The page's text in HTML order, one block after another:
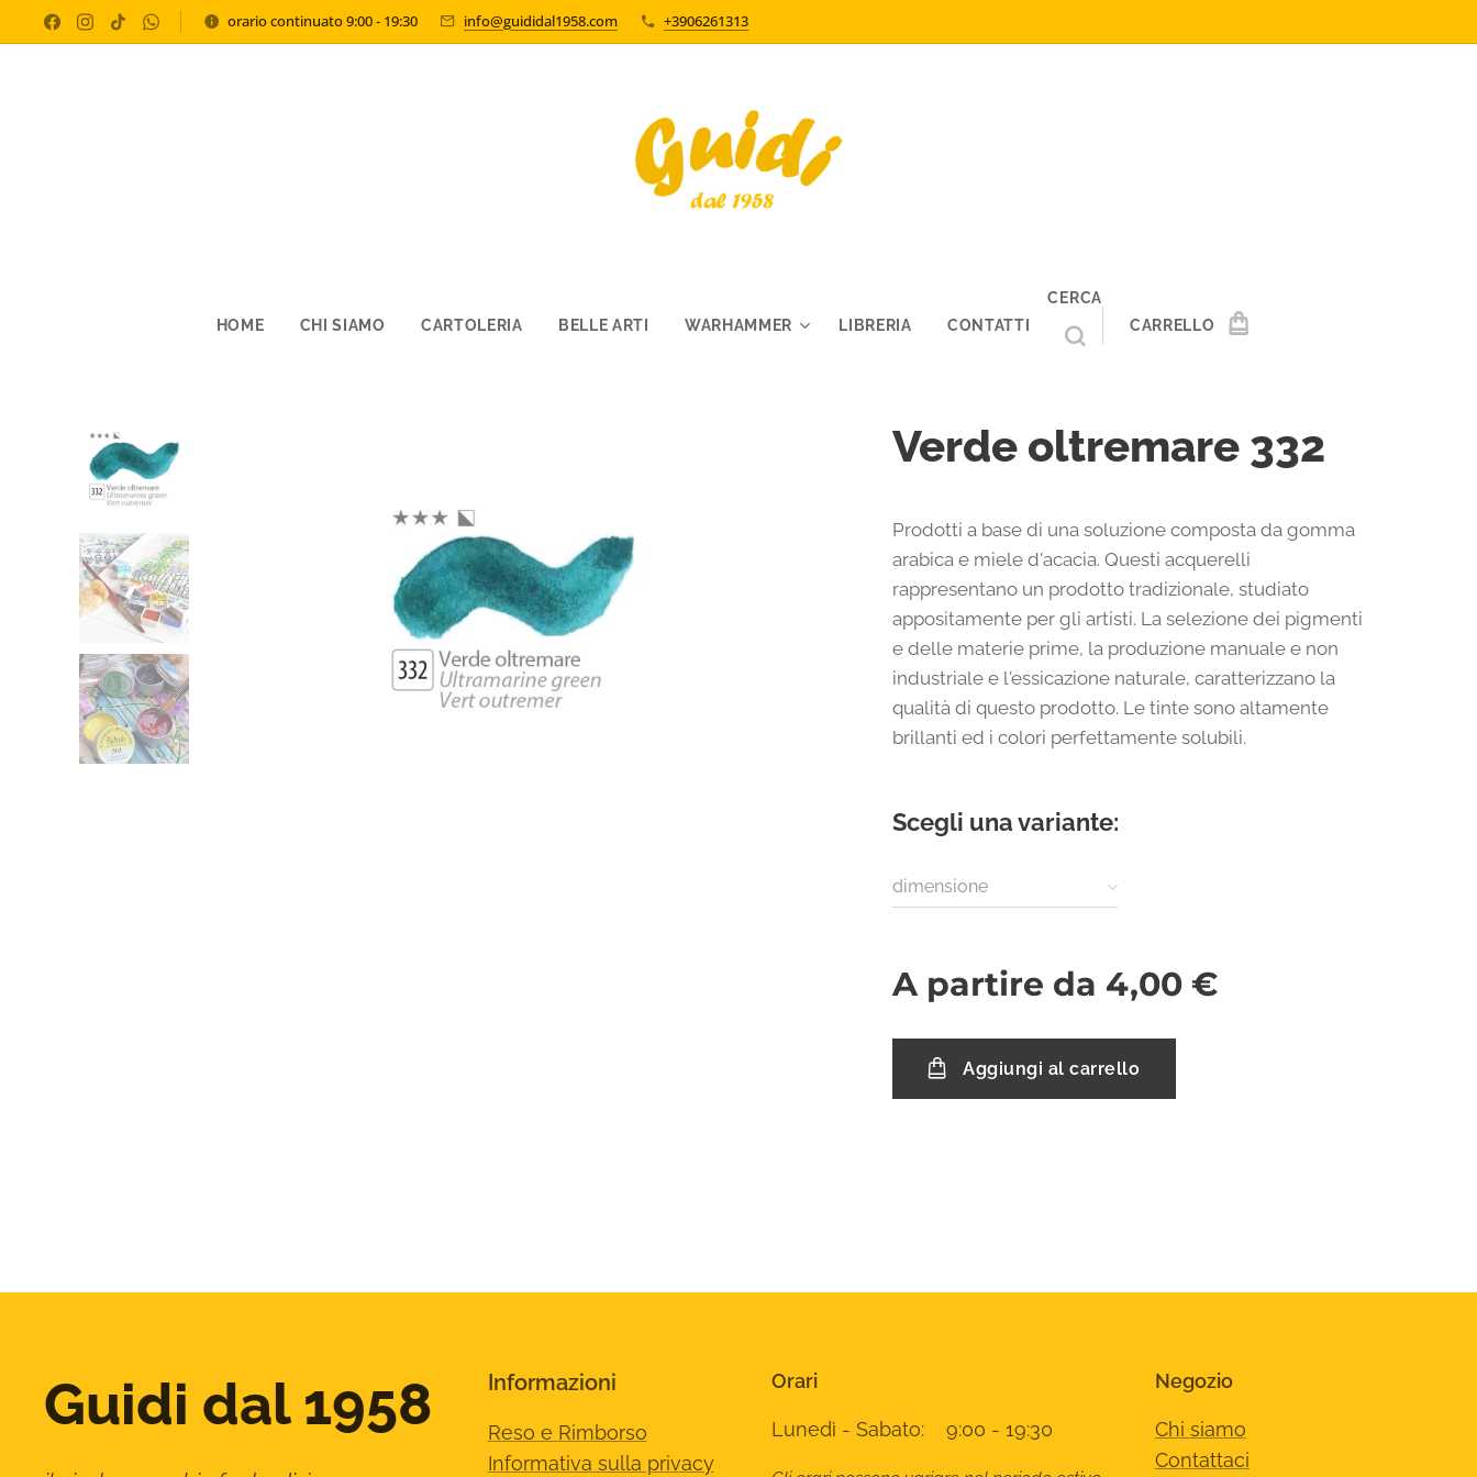
orario continuato 9:00 - 19:30 info@guididal1958.com +3906261313
HOME CHI SIAMO CARTOLERIA BELLE ARTI WARHAMMER LIBRERIA CONTATTI
CERCA
CARRELLO
Verde oltremare 332
Prodotti a base di una soluzione composta da gomma
arabica e miele d'acacia. Questi acquerelli
rappresentano un prodotto tradizionale, studiato
appositamente per gli artisti. La selezione dei pigmenti
e delle materie prime, la produzione manuale e non
industriale e l'essicazione naturale, caratterizzano la
qualità di questo prodotto. Le tinte sono altamente
brillanti ed i colori perfettamente solubili.
Scegli una variante:
dimensione
A partire da 4,00 €
Aggiungi al carrello
Guidi dal 1958 Informazioni
Reso e Rimborso
Informativa sulla privacy
Orari
Lunedì - Sabato: 9:00 - 19:30
Negozio
Chi siamo
Contattaci